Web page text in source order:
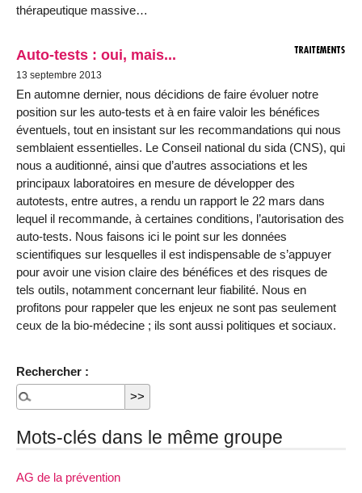
thérapeutique massive…
Auto-tests : oui, mais...
13 septembre 2013
En automne dernier, nous décidions de faire évoluer notre
position sur les auto-tests et à en faire valoir les bénéfices
éventuels, tout en insistant sur les recommandations qui nous
semblaient essentielles. Le Conseil national du sida (CNS), qui
nous a auditionné, ainsi que d’autres associations et les
principaux laboratoires en mesure de développer des
autotests, entre autres, a rendu un rapport le 22 mars dans
lequel il recommande, à certaines conditions, l’autorisation des
auto-tests. Nous faisons ici le point sur les données
scientifiques sur lesquelles il est indispensable de s’appuyer
pour avoir une vision claire des bénéfices et des risques de
tels outils, notamment concernant leur fiabilité. Nous en
profitons pour rappeler que les enjeux ne sont pas seulement
ceux de la bio-médecine ; ils sont aussi politiques et sociaux.
Rechercher :
Mots-clés dans le même groupe
AG de la prévention